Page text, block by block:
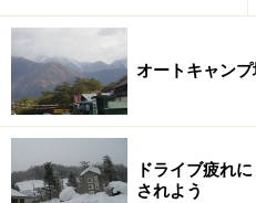
案内看板というのは、訪れ
の交通のために、通って
で、実際にはそれが最短ル
度は地図を見て、どういう
認してみよう。実はもっと近
オートキャン
ドライブ疲れ
されよう